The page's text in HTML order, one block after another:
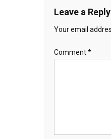
Leave a Reply
Your email
Comment*